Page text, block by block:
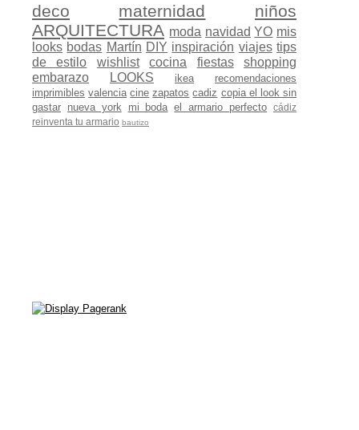
deco maternidad
niños
ARQUITECTURA moda navidad YO mis
looks bodas Martín DIY inspiración viajes tips
de estilo
wishlist cocina fiestas
shopping
embarazo
LOOKS ikea
recomendaciones
imprimibles valencia cine zapatos cadiz copia el look sin
gastar nueva york mi boda el armario perfecto
cádiz
reinventa tu armario bautizo